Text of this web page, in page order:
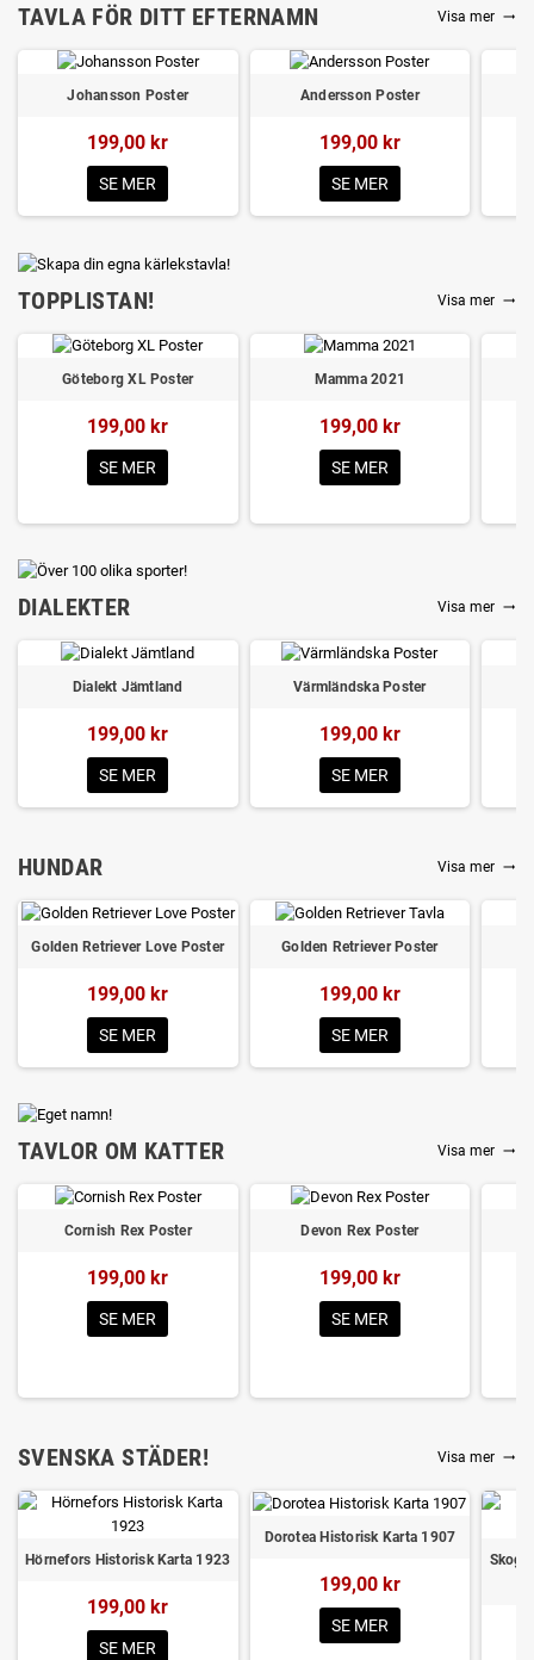
TAVLA FÖR DITT EFTERNAMN Visa mer trending_flat
Johansson Poster
199,00 kr
SE MER
Andersson Poster
199,00 kr
SE MER
TOPPLISTAN! Visa mer trending_flat
Göteborg XL Poster
199,00 kr
SE MER
Mamma 2021
199,00 kr
SE MER
DIALEKTER Visa mer trending_flat
Dialekt Jämtland
199,00 kr
SE MER
Värmländska Poster
199,00 kr
SE MER
HUNDAR Visa mer trending_flat
Golden Retriever Love Poster
199,00 kr
SE MER
Golden Retriever Poster
199,00 kr
SE MER
TAVLOR OM KATTER Visa mer trending_flat
Cornish Rex Poster
199,00 kr
SE MER
Devon Rex Poster
199,00 kr
SE MER
SVENSKA STÄDER! Visa mer trending_flat
Hörnefors Historisk Karta 1923
199,00 kr
SE MER
Dorotea Historisk Karta 1907
199,00 kr
SE MER